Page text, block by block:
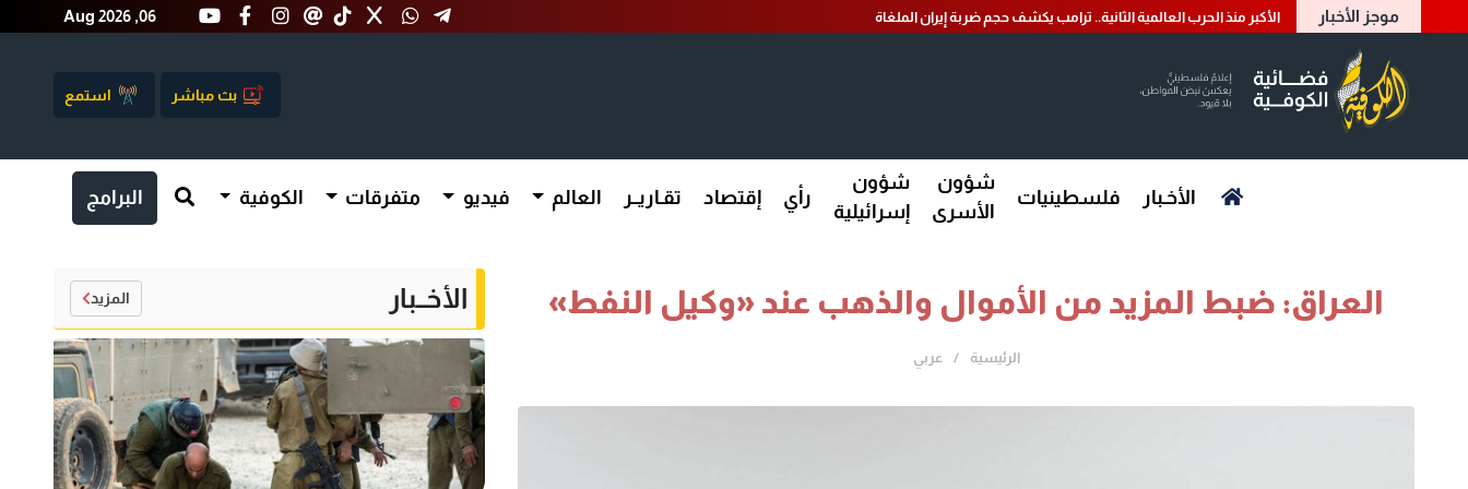
موجز الأخبار الأكبر منذ الحرب العالمية الثانية.. ترامب يكشف حجم ضربة إيران الملغاة Aug 2026 ,06
بث مباشر استمع
الأخـبار فلسطينيات
شؤون
الأسرى
شؤون
إسرائيلية
رأي إقتصاد تقـاريــر العالم فيديو متفرقات الكوفية البرامج
العراق: ضبط المزيد من الأموال والذهب عند «وكيل النفط»
الرئيسية عربي
الأخــبار المزيد